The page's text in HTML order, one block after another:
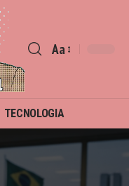
Font
Aa
TECNOLOGIA